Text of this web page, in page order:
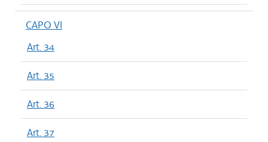
CAPO VI
Art. 34
Art. 35
Art. 36
Art. 37